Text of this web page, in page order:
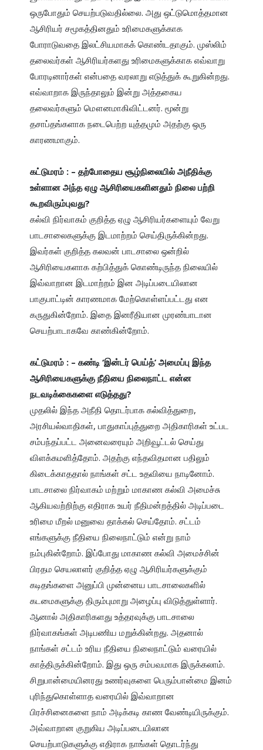
ஒருபோதும் செயற்படுவதில்லை. அது ஒட்டுமொத்தமான
ஆசிரியர் சமூகத்தினதும் உரிமைகளுக்காக
போராடுவதை இலட்சியமாகக் கொண்டதாகும். முஸ்லிம்
தலைவர்கள் ஆசிரியர்களது உரிமைகளுக்காக எவ்வாறு
போரடினார்கள் என்பதை வரலாறு எடுத்துக் கூறுகின்றது.
எவ்வாறாக இருந்தாலும் இன்று அத்தகைய
தலைவர்களும் மௌனமாகிவிட்டனர். மூன்று
தசாப்தங்களாக நடைபெற்ற யுத்தமும் அதற்கு ஒரு
காரணமாகும்.
கட்டுமரம் : – தற்போதைய சூழ்நிலையில் அநீதிக்கு
உள்ளான அந்த ஏழு ஆசிரியைகளினதும் நிலை பற்றி
கூறவிரும்புவது?
கல்வி நிர்வாகம் குறித்த ஏழு ஆசிரியர்களையும் வேறு
பாடசாலைகளுக்கு இடமாற்றம் செய்திருக்கின்றது.
இவர்கள் குறித்த கலவன் பாடசாலை ஒன்றில்
ஆசிரியைகளாக கற்பித்துக் கொண்டிருந்த நிலையில்
இவ்வாறான இடமாற்றம் இன அடிப்படையிலான
பாகுபாட்டின் காரணமாக மேற்கொள்ளப்பட்டது என
கருதுகின்றோம். இதை இனரீதியான முரண்பாடான
கட்டுமரம் : – கண்டி ‘இன்டர் பெய்த்’ அமைப்பு இந்த
ஆசிரியைகளுக்கு நீதியை நிலைநாட்ட என்ன
நடவடிக்கைகளை எடுத்தது?
முதலில் இந்த அநீதி தொடர்பாக கல்வித்துறை,
அரசியல்வாதிகள், பாதுகாப்புத்துறை அதிகாரிகள் உட்பட
சம்பந்தப்பட்ட அனைவரையும் அறிவூட்டல் செய்து
விளக்கமளித்தோம். அதற்கு எந்தவிதமான பதிலும்
கிடைக்காததால் நாங்கள் சட்ட உதவியை நாடினோம்.
பாடசாலை நிர்வாகம் மற்றும் மாகாண கல்வி அமைச்சு
ஆகியவற்றிற்கு எதிராக உயர் நீதிமன்றத்தில் அடிப்படை
உரிமை மீறல் மனுவை தாக்கல் செய்தோம். சட்டம்
எங்களுக்கு நீதியை நிலைநாட்டும் என்று நாம்
நம்புகின்றோம். இப்போது மாகாண கல்வி அமைச்சின்
பிரதம செயலாளர் குறித்த ஏழு ஆசிரியர்களுக்கும்
கடிதங்களை அனுப்பி முன்னைய பாடசாலைகளில்
கடமைகளுக்கு திரும்புமாறு அழைப்பு விடுத்துள்ளார்.
ஆனால் அதிகாரிகளது உத்தரவுக்கு பாடசாலை
நிர்வாகங்கள் அடிபணிய மறுக்கின்றது. அதனால்
நாங்கள் சட்டம் உரிய நீதியை நிலைநாட்டும் வரையில்
காத்திருக்கின்றோம். இது ஒரு சம்பவமாக இருக்கலாம்.
சிறுபான்மையினரது உணர்வுகளை பெரும்பான்மை இனம்
புரிந்துகொள்ளாத வரையில் இவ்வாறான
பிரச்சினைகளை நாம் அடிக்கடி காண வேண்டியிருக்கும்.
அவ்வாறான குறுகிய அடிப்படையிலான
செயற்பாடுகளுக்கு எதிராக நாங்கள் தொடர்ந்து